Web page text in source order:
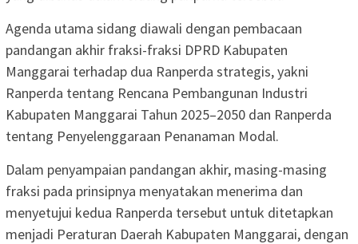
Agenda utama sidang diawali dengan pembacaan
pandangan akhir fraksi-fraksi DPRD Kabupaten
Manggarai terhadap dua Ranperda strategis, yakni
Ranperda tentang Rencana Pembangunan Industri
Kabupaten Manggarai Tahun 2025–2050 dan Ranperda
tentang Penyelenggaraan Penanaman Modal.
Dalam penyampaian pandangan akhir, masing-masing
fraksi pada prinsipnya menyatakan menerima dan
menyetujui kedua Ranperda tersebut untuk ditetapkan
menjadi Peraturan Daerah Kabupaten Manggarai, dengan